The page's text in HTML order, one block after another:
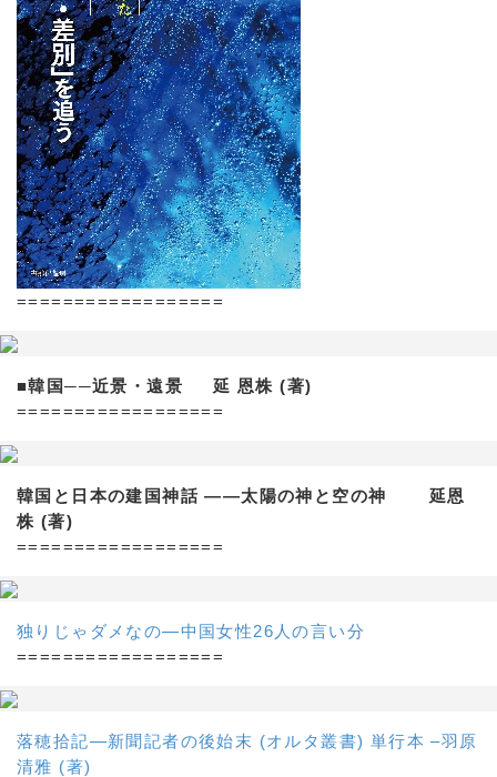
==================
■韓国──近景・遠景 延 恩株 (著)
==================
韓国と日本の建国神話 ——太陽の神と空の神 延恩
株 (著)
==================
独りじゃダメなの―中国女性26人の言い分
==================
落穂拾記―新聞記者の後始末 (オルタ叢書) 単行本 –羽原
清雅 (著)